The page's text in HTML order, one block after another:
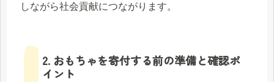
しながら社会貢献につながります。
2. おもちゃを寄付する前の準備と確認ポ
イント